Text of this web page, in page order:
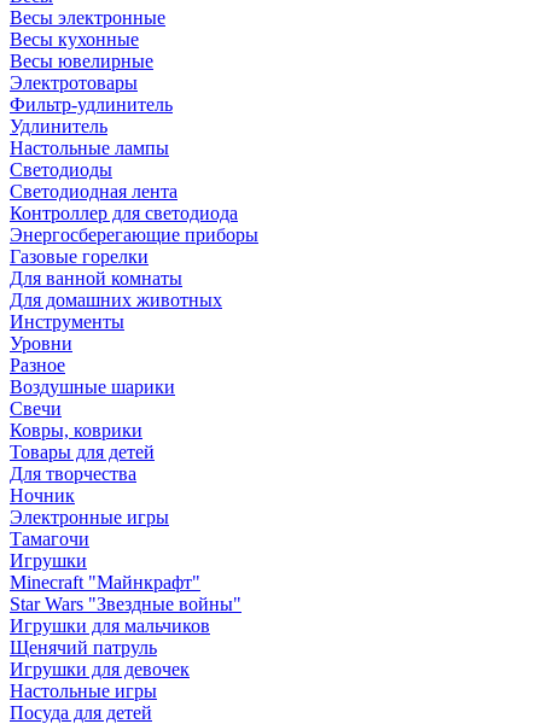
Весы электронные
Весы кухонные
Весы ювелирные
Электротовары
Фильтр-удлинитель
Удлинитель
Настольные лампы
Светодиоды
Светодиодная лента
Контроллер для светодиода
Энергосберегающие приборы
Газовые горелки
Для ванной комнаты
Для домашних животных
Инструменты
Уровни
Разное
Воздушные шарики
Свечи
Ковры, коврики
Товары для детей
Для творчества
Ночник
Электронные игры
Тамагочи
Игрушки
Minecraft "Майнкрафт"
Star Wars "Звездные войны"
Игрушки для мальчиков
Щенячий патруль
Игрушки для девочек
Настольные игры
Посуда для детей